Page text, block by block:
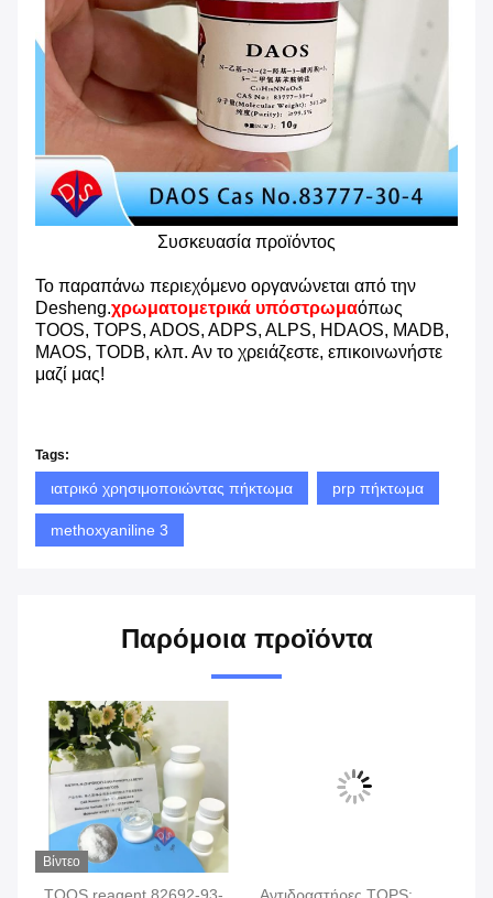
Συσκευασία προϊόντος
Το παραπάνω περιεχόμενο οργανώνεται από την
Desheng.χρωματομετρικά υπόστρωμαόπως
TOOS, TOPS, ADOS, ADPS, ALPS, HDAOS, MADB,
MAOS, TODB, κλπ. Αν το χρειάζεστε, επικοινωνήστε
μαζί μας!
Tags:
ιατρικό χρησιμοποιώντας πήκτωμα prp πήκτωμα
methoxyaniline 3
Παρόμοια προϊόντα
Βίντεο